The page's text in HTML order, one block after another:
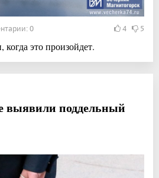
0 4 5
это произойдет.
выявили поддельный